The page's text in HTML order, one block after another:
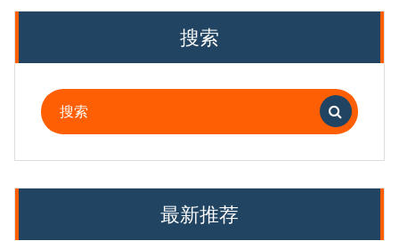
搜索
搜
索：
最新推荐